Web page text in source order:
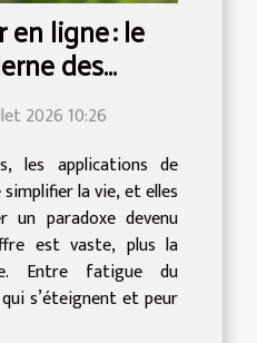
en ligne : le
des
2026 10:26
les applications de
la vie, et elles
un paradoxe devenu
est vaste, plus la
Entre fatigue du
s’éteignent et peur